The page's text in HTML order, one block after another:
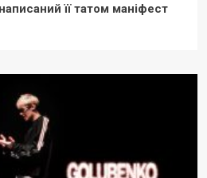
її татом маніфест